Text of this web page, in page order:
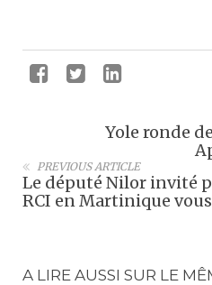
Yole ronde
PREVIOUS ARTICLE
Le député Nilor invité
RCI en Martinique
A LIRE AUSSI SUR LE